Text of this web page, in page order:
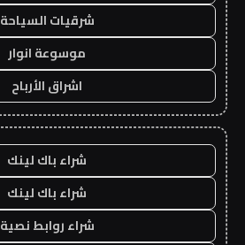
شرقيات السياحة
موسوعة انوار
اشراق الأرباح
شراء باك لينك
شراء باك لينك
شراء روابط نصية